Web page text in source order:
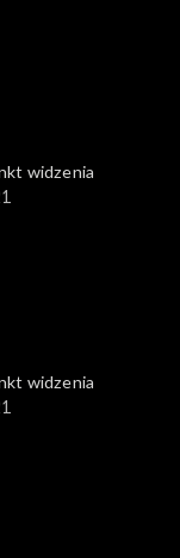
widzenia
widzenia